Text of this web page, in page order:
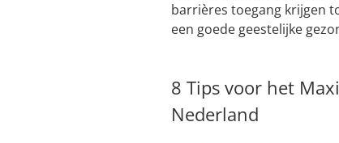
barrières toegang krijgen
een goede geestelijke
8 Tips voor het
Nederland